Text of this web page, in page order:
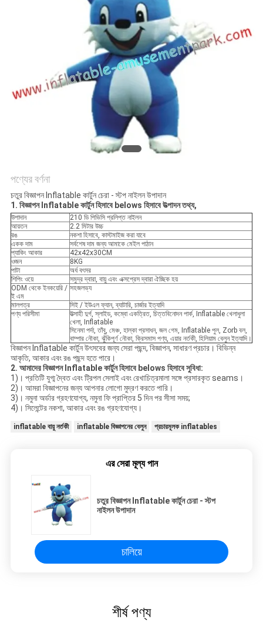
পণ্যের বর্ণনা
চতুর বিজ্ঞাপন Inflatable কার্টুন চেরা - স্টপ নাইলন উপাদান
1. বিজ্ঞাপন Inflatable কার্টুন হিসাবে belows হিসাবে উত্পাদন তথ্য,
উপাদান
210 ডি পিভিসি প্রলিপ্ত নাইলন
আয়তন
2.2 মিটার উচ্চ
রঙ
নকশা হিসাবে, কাস্টমাইজ করা যাবে
একক দাম
সর্বশেষ দাম জন্য আমাকে মেইল ​​পাঠান
প্যাকিং আকার
42x42x30CM
ওজন
8KG
পাটা
অর্ধ বৎসর
শিপিং ওয়ে
সমুদ্র দ্বারা, বায়ু এবং এক্সপ্রেস দ্বারা ঐচ্ছিক হয়
ODM থেকে ইনকয়েরি /
ই এম
সহজলভ্য
মালপত্র
সিই / ইউএল ফ্যান, ব্যাটারি, চার্জার ইত্যাদি
পণ্য পরিসীমা
উত্সাহী দুর্গ, স্লাইড, কম্বো একত্রিত, চিত্তবিনোদন পার্ক, Inflatable খেলাধুলা
খেলা, Inflatable
সিনেমা পর্দা, তাঁবু, মেঞ্চ, হাল্কা প্রসাধন, জল গেম, Inflatable পুল, Zorb বল,
বাম্পার নৌকা, ঝুঁকিপূর্ণ নৌকা, ক্রিসমাস পণ্য, এয়ার নর্তকী, হিলিয়াম বেলুন ইত্যাদি।
বিজ্ঞাপন Inflatable কার্টুন উৎসবের জন্য সেরা পছন্দ, বিজ্ঞাপন, সাধারণ প্রচার। বিভিন্ন
আকৃতি, আকার এবং রঙ পছন্দ হতে পারে।
2. আমাদের বিজ্ঞাপন Inflatable কার্টুন হিসাবে belows হিসাবে সুবিধা:
1)। প্রতিটি যুগ্ম দ্বৈত এবং ট্রিপল সেলাই এবং রেখাচিত্রমালা সঙ্গে প্রসারকৃত seams।
2)। আমরা বিজ্ঞাপনের জন্য আপনার লোগো মুদ্রণ করতে পারি।
3)। নমুনা অর্ডার গ্রহণযোগ্য, নমুনা ফি প্রাপ্তির 5 দিন পর সীসা সময়;
4)। সিলেন্টের নকশা, আকার এবং রঙ গ্রহণযোগ্য।
inflatable বায়ু নর্তকী inflatable বিজ্ঞাপনের বেলুন প্রচারমূলক inflatables
এর সেরা মূল্য পান
চতুর বিজ্ঞাপন Inflatable কার্টুন চেরা - স্টপ
নাইলন উপাদান
চালিয়ে
শীর্ষ পণ্য